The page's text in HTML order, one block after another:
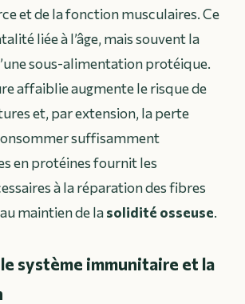
et de la fonction musculaires. Ce
liée à l’âge, mais souvent la
sous-alimentation protéique.
affaiblie augmente le risque de
et, par extension, la perte
suffisamment
en protéines fournit les
à la réparation des fibres
maintien de lasolidité osseuse.
le système immunitaire et la